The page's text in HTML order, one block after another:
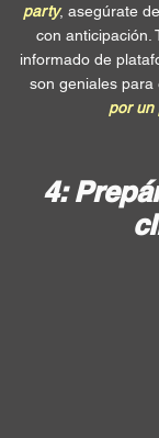
party, asegúrate
con anticipación.
informado de
son geniales para
por un
4: